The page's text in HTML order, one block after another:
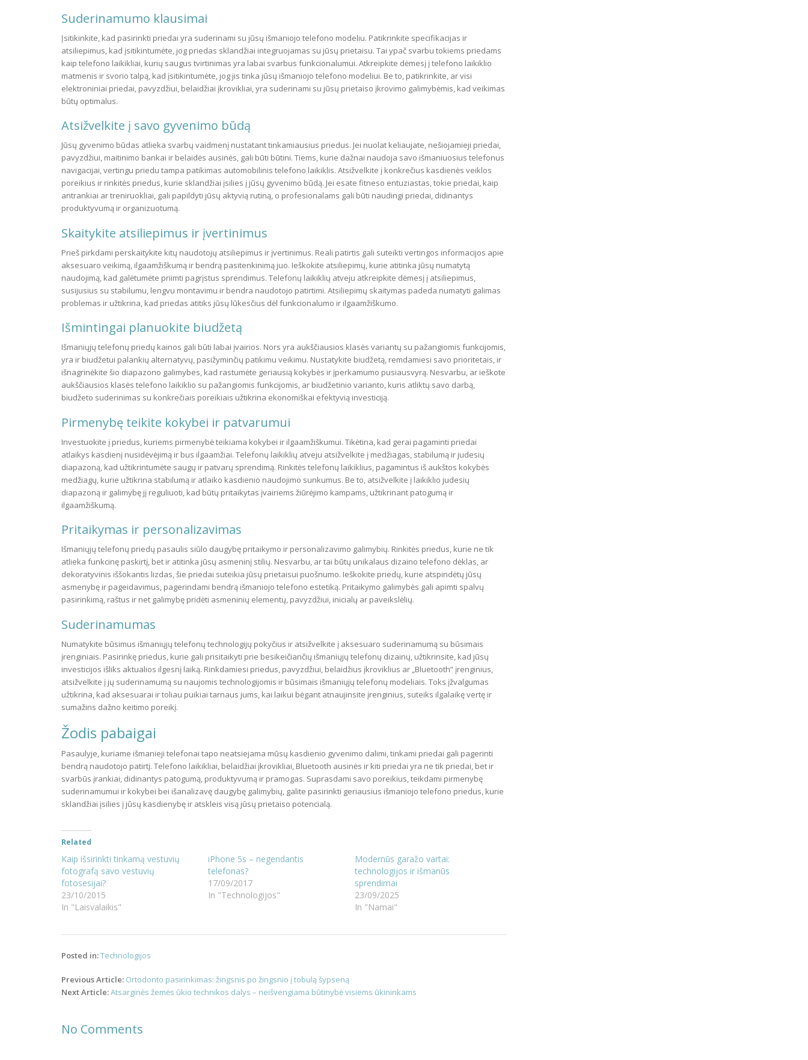
Suderinamumo klausimai
Įsitikinkite, kad pasirinkti priedai yra suderinami su jūsų išmaniojo telefono modeliu. Patikrinkite specifikacijas ir
atsiliepimus, kad įsitikintumėte, jog priedas sklandžiai integruojamas su jūsų prietaisu. Tai ypač svarbu tokiems priedams
kaip telefono laikikliai, kurių saugus tvirtinimas yra labai svarbus funkcionalumui. Atkreipkite dėmesį į telefono laikiklio
matmenis ir svorio talpą, kad įsitikintumėte, jog jis tinka jūsų išmaniojo telefono modeliui. Be to, patikrinkite, ar visi
elektroniniai priedai, pavyzdžiui, belaidžiai įkrovikliai, yra suderinami su jūsų prietaiso įkrovimo galimybėmis, kad veikimas
būtų optimalus.
Atsižvelkite į savo gyvenimo būdą
Jūsų gyvenimo būdas atlieka svarbų vaidmenį nustatant tinkamiausius priedus. Jei nuolat keliaujate, nešiojamieji priedai,
pavyzdžiui, maitinimo bankai ir belaidės ausinės, gali būti būtini. Tiems, kurie dažnai naudoja savo išmaniuosius telefonus
navigacijai, vertingu priedu tampa patikimas automobilinis telefono laikiklis. Atsižvelkite į konkrečius kasdienės veiklos
poreikius ir rinkitės priedus, kurie sklandžiai įsilies į jūsų gyvenimo būdą. Jei esate fitneso entuziastas, tokie priedai, kaip
antrankiai ar treniruokliai, gali papildyti jūsų aktyvią rutiną, o profesionalams gali būti naudingi priedai, didinantys
produktyvumą ir organizuotumą.
Skaitykite atsiliepimus ir įvertinimus
Prieš pirkdami perskaitykite kitų naudotojų atsiliepimus ir įvertinimus. Reali patirtis gali suteikti vertingos informacijos apie
aksesuaro veikimą, ilgaamžiškumą ir bendrą pasitenkinimą juo. Ieškokite atsiliepimų, kurie atitinka jūsų numatytą
naudojimą, kad galėtumėte priimti pagrįstus sprendimus. Telefonų laikiklių atveju atkreipkite dėmesį į atsiliepimus,
susijusius su stabilumu, lengvu montavimu ir bendra naudotojo patirtimi. Atsiliepimų skaitymas padeda numatyti galimas
problemas ir užtikrina, kad priedas atitiks jūsų lūkesčius dėl funkcionalumo ir ilgaamžiškumo.
Išmintingai planuokite biudžetą
Išmaniųjų telefonų priedų kainos gali būti labai įvairios. Nors yra aukščiausios klasės variantų su pažangiomis funkcijomis,
yra ir biudžetui palankių alternatyvų, pasižyminčių patikimu veikimu. Nustatykite biudžetą, remdamiesi savo prioritetais, ir
išnagrinėkite šio diapazono galimybes, kad rastumėte geriausią kokybės ir įperkamumo pusiausvyrą. Nesvarbu, ar ieškote
aukščiausios klasės telefono laikiklio su pažangiomis funkcijomis, ar biudžetinio varianto, kuris atliktų savo darbą,
biudžeto suderinimas su konkrečiais poreikiais užtikrina ekonomiškai efektyvią investiciją.
Pirmenybę teikite kokybei ir patvarumui
Investuokite į priedus, kuriems pirmenybė teikiama kokybei ir ilgaamžiškumui. Tikėtina, kad gerai pagaminti priedai
atlaikys kasdienį nusidėvėjimą ir bus ilgaamžiai. Telefonų laikiklių atveju atsižvelkite į medžiagas, stabilumą ir judesių
diapazoną, kad užtikrintumėte saugų ir patvarų sprendimą. Rinkitės telefonų laikiklius, pagamintus iš aukštos kokybės
medžiagų, kurie užtikrina stabilumą ir atlaiko kasdienio naudojimo sunkumus. Be to, atsižvelkite į laikiklio judesių
diapazoną ir galimybę jį reguliuoti, kad būtų pritaikytas įvairiems žiūrėjimo kampams, užtikrinant patogumą ir
ilgaamžiškumą.
Pritaikymas ir personalizavimas
Išmaniųjų telefonų priedų pasaulis siūlo daugybę pritaikymo ir personalizavimo galimybių. Rinkitės priedus, kurie ne tik
atlieka funkcinę paskirtį, bet ir atitinka jūsų asmeninį stilių. Nesvarbu, ar tai būtų unikalaus dizaino telefono dėklas, ar
dekoratyvinis iššokantis lizdas, šie priedai suteikia jūsų prietaisui puošnumo. Ieškokite priedų, kurie atspindėtų jūsų
asmenybę ir pageidavimus, pagerindami bendrą išmaniojo telefono estetiką. Pritaikymo galimybės gali apimti spalvų
pasirinkimą, raštus ir net galimybę pridėti asmeninių elementų, pavyzdžiui, inicialų ar paveikslėlių.
Suderinamumas
Numatykite būsimus išmaniųjų telefonų technologijų pokyčius ir atsižvelkite į aksesuaro suderinamumą su būsimais
įrenginiais. Pasirinkę priedus, kurie gali prisitaikyti prie besikeičiančių išmaniųjų telefonų dizainų, užtikrinsite, kad jūsų
investicijos išliks aktualios ilgesnį laiką. Rinkdamiesi priedus, pavyzdžiui, belaidžius įkroviklius ar „Bluetooth” įrenginius,
atsižvelkite į jų suderinamumą su naujomis technologijomis ir būsimais išmaniųjų telefonų modeliais. Toks įžvalgumas
užtikrina, kad aksesuarai ir toliau puikiai tarnaus jums, kai laikui bėgant atnaujinsite įrenginius, suteiks ilgalaikę vertę ir
sumažins dažno keitimo poreikį.
Žodis pabaigai
Pasaulyje, kuriame išmanieji telefonai tapo neatsiejama mūsų kasdienio gyvenimo dalimi, tinkami priedai gali pagerinti
bendrą naudotojo patirtį. Telefono laikikliai, belaidžiai įkrovikliai, Bluetooth ausinės ir kiti priedai yra ne tik priedai, bet ir
svarbūs įrankiai, didinantys patogumą, produktyvumą ir pramogas. Suprasdami savo poreikius, teikdami pirmenybę
suderinamumui ir kokybei bei išanalizavę daugybę galimybių, galite pasirinkti geriausius išmaniojo telefono priedus, kurie
sklandžiai įsilies į jūsų kasdienybę ir atskleis visą jūsų prietaiso potencialą.
Related
Kaip išsirinkti tinkamą vestuvių
fotografą savo vestuvių
fotosesijai?
23/10/2015
In "Laisvalaikis"
iPhone 5s – negendantis
telefonas?
17/09/2017
In "Technologijos"
Modernūs garažo vartai:
technologijos ir išmanūs
sprendimai
23/09/2025
In "Namai"
Posted in:Technologijos
Post
navigation
Previous Article: Ortodonto pasirinkimas: žingsnis po žingsnio į tobulą šypseną
Next Article:Atsarginės žemės ūkio technikos dalys – neišvengiama būtinybė visiems ūkininkams
No Comments